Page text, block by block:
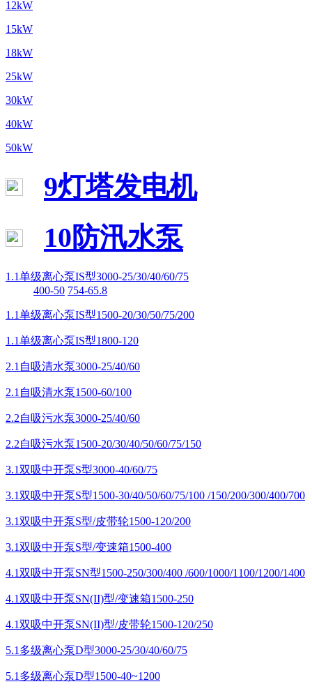
12kW
15kW
18kW
25kW
30kW
40kW
50kW
9灯塔发电机
10防汛水泵
1.1单级离心泵IS型3000-25/30/40/60/75
400-50 754-65.8
1.1单级离心泵IS型1500-20/30/50/75/200
1.1单级离心泵IS型1800-120
2.1自吸清水泵3000-25/40/60
2.1自吸清水泵1500-60/100
2.2自吸污水泵3000-25/40/60
2.2自吸污水泵1500-20/30/40/50/60/75/150
3.1双吸中开泵S型3000-40/60/75
3.1双吸中开泵S型1500-30/40/50/60/75/100 /150/200/300/400/700
3.1双吸中开泵S型/皮带轮1500-120/200
3.1双吸中开泵S型/变速箱1500-400
4.1双吸中开泵SN型1500-250/300/400 /600/1000/1100/1200/1400
4.1双吸中开泵SN(II)型/变速箱1500-250
4.1双吸中开泵SN(II)型/皮带轮1500-120/250
5.1多级离心泵D型3000-25/30/40/60/75
5.1多级离心泵D型1500-40~1200